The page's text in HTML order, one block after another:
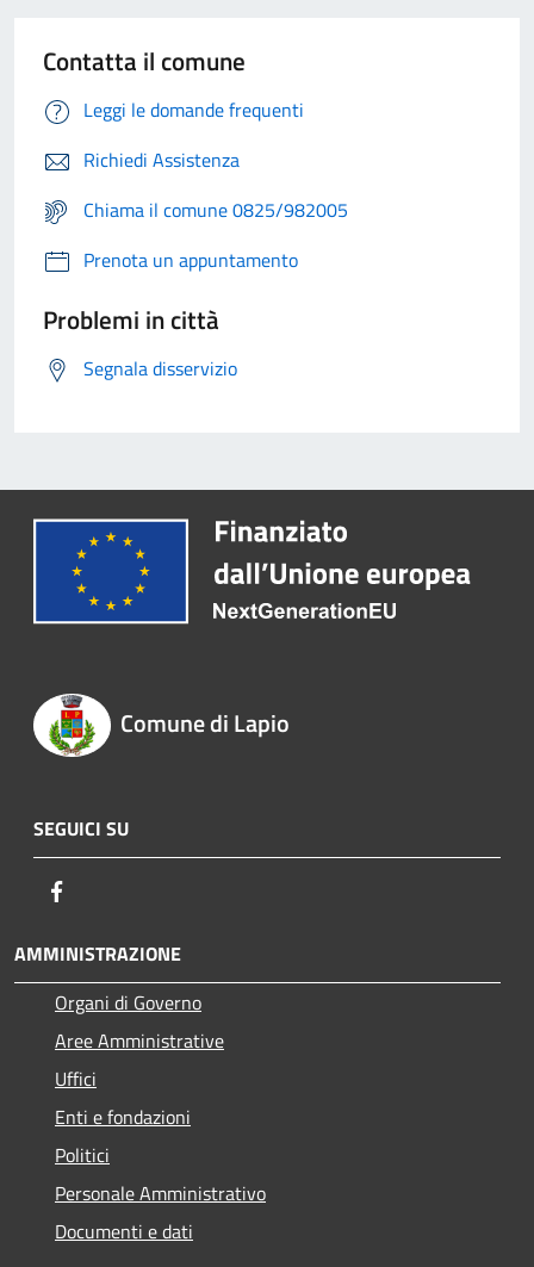
Contatta il comune
Leggi le domande frequenti
Richiedi Assistenza
Chiama il comune 0825/982005
Prenota un appuntamento
Problemi in città
Segnala disservizio
Comune di Lapio
SEGUICI SU
AMMINISTRAZIONE
Organi di Governo
Aree Amministrative
Uffici
Enti e fondazioni
Politici
Personale Amministrativo
Documenti e dati